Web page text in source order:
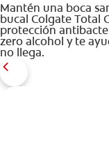
Mantén una boca
bucal Colgate Total
protección
zero alcohol y te
no llega.